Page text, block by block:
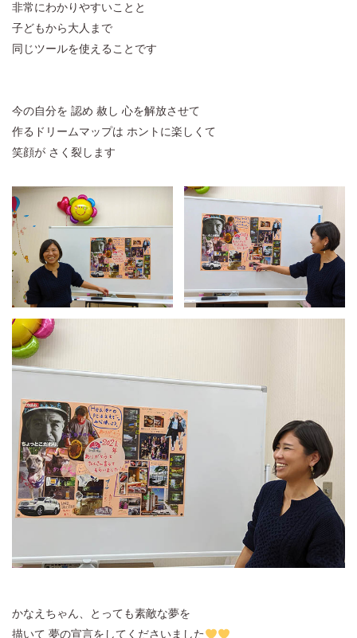
非常にわかりやすいことと
子どもから大人まで
同じツールを使えることです
今の自分を 認め 赦し 心を解放させて
作るドリームマップは ホントに楽しくて
笑顔が さく裂します
かなえちゃん、とっても素敵な夢を
描いて 夢の宣言をしてくださいました